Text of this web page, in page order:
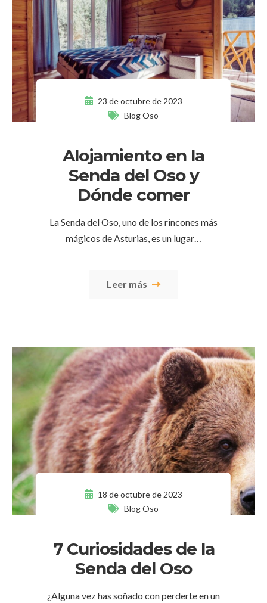
23 de octubre de 2023
Blog Oso
Alojamiento en la
Senda del Oso y
Dónde comer
La Senda del Oso, uno de los rincones más
mágicos de Asturias, es un lugar…
Leer más
18 de octubre de 2023
Blog Oso
7 Curiosidades de la
Senda del Oso
¿Alguna vez has soñado con perderte en un